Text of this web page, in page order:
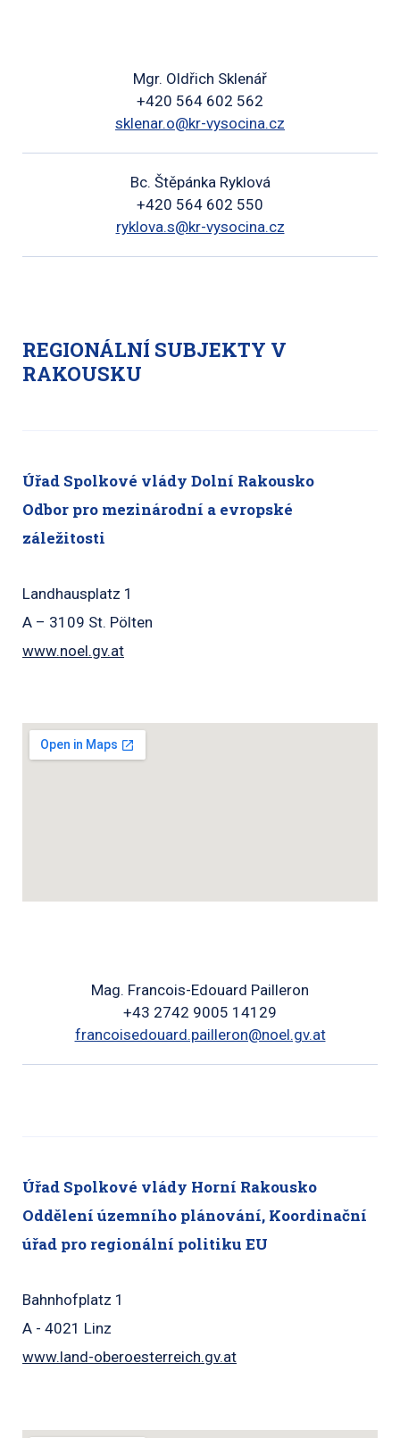
Mgr. Oldřich Sklenář
+420 564 602 562
sklenar.o@kr-vysocina.cz
Bc. Štěpánka Ryklová
+420 564 602 550
ryklova.s@kr-vysocina.cz
REGIONÁLNÍ SUBJEKTY V
RAKOUSKU
Úřad Spolkové vlády Dolní Rakousko
Odbor pro mezinárodní a evropské
záležitosti
Landhausplatz 1
A – 3109 St. Pölten
www.noel.gv.at
Mag. Francois-Edouard Pailleron
+43 2742 9005 14129
francoisedouard.pailleron@noel.gv.at
Úřad Spolkové vlády Horní Rakousko
Oddělení územního plánování, Koordinační
úřad pro regionální politiku EU
Bahnhofplatz 1
A - 4021 Linz
www.land-oberoesterreich.gv.at